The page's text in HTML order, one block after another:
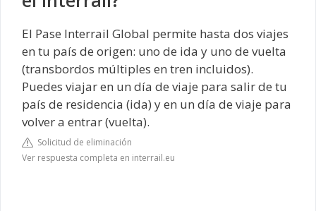
El Pase Interrail Global permite hasta dos viajes
en tu país de origen: uno de ida y uno de vuelta
(transbordos múltiples en tren incluidos).
Puedes viajar en un día de viaje para salir de tu
país de residencia (ida) y en un día de viaje para
volver a entrar (vuelta).
Solicitud de eliminación
Ver respuesta completa en interrail.eu